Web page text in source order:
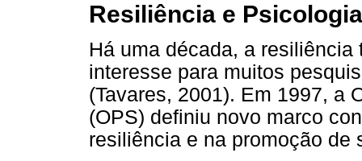
Resiliência e
Há uma década, a
interesse para muitos
(Tavares, 2001). Em 1997, a
(OPS) definiu novo marco
resiliência e na promoção de